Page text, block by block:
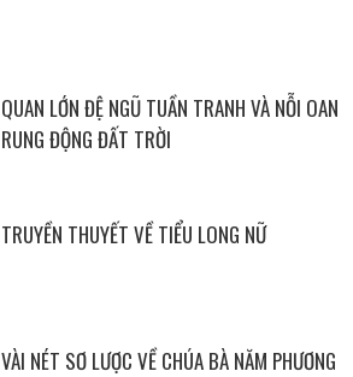
QUAN LỚN ĐỆ NGŨ TUẦN TRANH VÀ NỖI OAN
RUNG ĐỘNG ĐẤT TRỜI
TRUYỀN THUYẾT VỀ TIỂU LONG NỮ
VÀI NÉT SƠ LƯỢC VỀ CHÚA BÀ NĂM PHƯƠNG